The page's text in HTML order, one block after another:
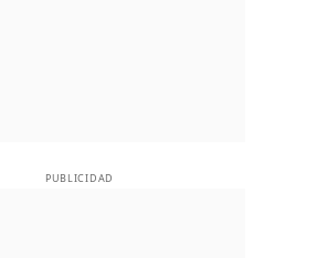
PUBLICIDAD